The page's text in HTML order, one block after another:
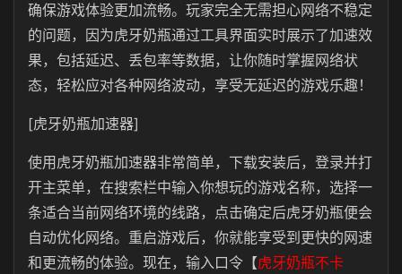
确保游戏体验更加流畅。玩家完全无需担心网络不稳定
的问题，因为虎牙奶瓶通过工具界面实时展示了加速效
果，包括延迟、丢包率等数据，让你随时掌握网络状
态，轻松应对各种网络波动，享受无延迟的游戏乐趣！
[虎牙奶瓶加速器]
使用 虎牙奶瓶加速器非常简单，下载安装后，登录并打
开主菜单，在搜索栏中输入你想玩的游戏名称，选择一
条适合当前网络环境的线路，点击确定后虎牙奶瓶便会
自动优化网络。重启游戏后，你就能享受到更快的网速
和更流畅的体验。现在，输入口令【虎牙奶瓶不卡